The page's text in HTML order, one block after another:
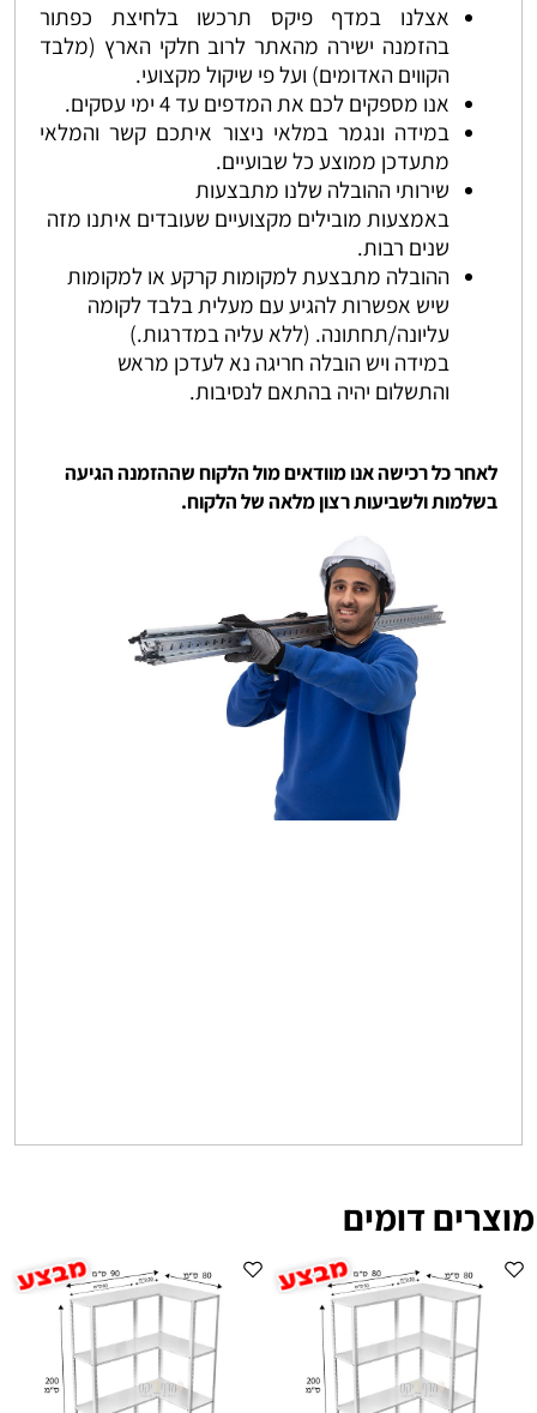
אצלנו במדף פיקס תרכשו בלחיצת כפתור
בהזמנה ישירה מהאתר לרוב חלקי הארץ (מלבד
הקווים האדומים) ועל פי שיקול מקצועי.
אנו מספקים לכם את המדפים עד 4 ימי עסקים.
במידה ונגמר במלאי ניצור איתכם קשר והמלאי
מתעדכן ממוצע כל שבועיים.
שירותי ההובלה שלנו מתבצעות
באמצעות מובילים מקצועיים שעובדים איתנו מזה
שנים רבות.
ההובלה מתבצעת למקומות קרקע או למקומות
שיש אפשרות להגיע עם מעלית בלבד לקומה
עליונה/תחתונה. (ללא עליה במדרגות.)
במידה ויש הובלה חריגה נא לעדכן מראש
והתשלום יהיה בהתאם לנסיבות.
לאחר כל רכישה אנו מוודאים מול הלקוח שההזמנה הגיעה
בשלמות ולשביעות רצון מלאה של הלקוח.
מוצרים דומים